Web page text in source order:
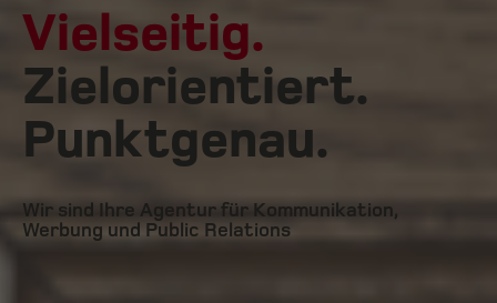
Vielseitig.
Zielorientiert.
Punktgenau.
Wir sind Ihre Agentur für Kommunikation,
Werbung und Public Relations